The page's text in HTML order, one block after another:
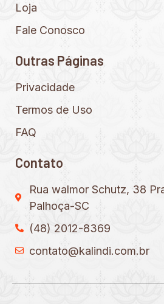
Loja
Fale Conosco
Outras Páginas
Privacidade
Termos de Uso
FAQ
Contato
Rua walmor Schutz, 38
Palhoça-SC
(48) 2012-8369
contato@kalindi.com.br